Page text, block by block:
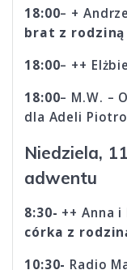
18:00– +
brat z rodziną
18:00– ++
18:00– M.W. –
dla Adeli
Niedziela,
adwentu
8:30- ++
córka z
10:30- Radio